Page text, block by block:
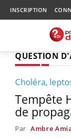
INSCRIPTION
QUESTION
Choléra,
Tempête
de
Par Ambre